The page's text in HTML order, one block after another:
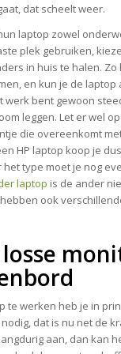
dat scheelt weer.
laptop zowel
plek gebruiken,
in huis te halen.
en kun je de laptop
werk bent gewoon
leggen. Let er wel
die overeenkomt
HP laptop koop je
het type moet je nog
laptop is de ander
ook
te werken heb je in
dat is nu net de
aan, dan kan